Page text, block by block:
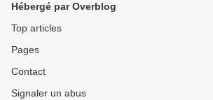
Hébergé par Overblog
Top articles
Pages
Contact
Signaler un abus